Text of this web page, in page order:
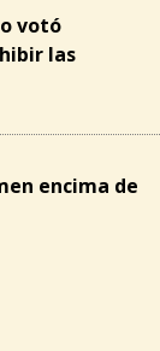
votó
las
encima de